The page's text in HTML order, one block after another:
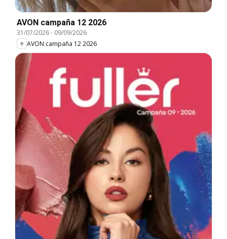
AVON campaña 12 2026
31/07/2026- 09/09/2026
AVON campaña 12 2026